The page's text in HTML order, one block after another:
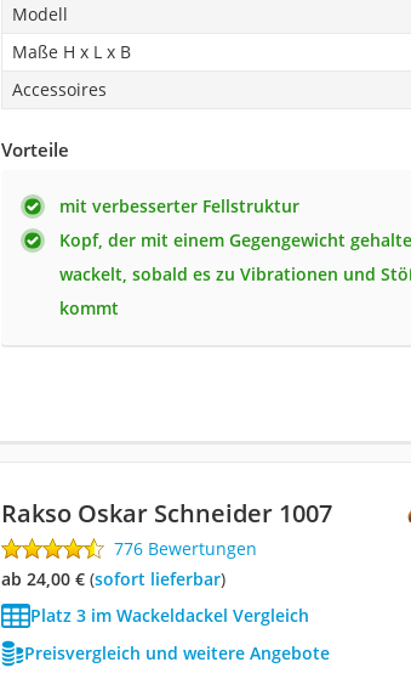
Modell
Maße H x L x B
Accessoires
Vorteile
mit verbesserter Fellstruktur
Kopf, der mit einem Gegengewicht
wackelt, sobald es zu Vibrationen und
kommt
Rakso Oskar Schneider 1007
776 Bewertungen
ab 24,00 €( Sofort lieferbar)
Platz 3 im Wackeldackel Vergleich
Preisvergleich und weitere Angebote